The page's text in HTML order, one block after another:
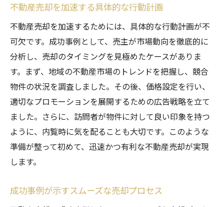
不動産売却を加速する具体的な行動計画
不動産売却を加速するためには、具体的な行動計画が不
可欠です。成功事例として、売主が市場動向を徹底的に
分析し、売却のタイミングを見極めたケースがありま
す。まず、地域の不動産市場のトレンドを把握し、競合
物件の状況を調査しました。その後、価格設定を行い、
適切なプロモーションを展開するための広告戦略を立て
ました。さらに、訪問者が物件に対して良い印象を持つ
ように、内覧時に気を配ることも大切です。このような
準備が整って初めて、迅速かつ有利な不動産売却が実現
します。
成功事例が示すスムーズな売却プロセス